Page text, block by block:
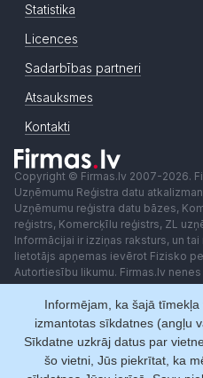
Statistika
Licences
Sadarbības partneri
Atsauksmes
Kontakti
Copyright © Firmas.lv 2007-2026.
Uzņēmumu Reģistra datu
Uzņēmumu reģistra datu bāzes,
reģistrs, Komercķīlu reģistrs, ZL
Informācijai ir izziņas raksturs, un
lietotājs apņemas ievērot Fizisko
Autortiesību likumu. Firmas.lv
lēmumiem, kas balstīti uz saņemto
izmantot jebkādas automatizētas
piekļuvei sistēmai bez rakstiskas
redaktore: Ingūna Pempere.
Lietošanas noteikumi
Privātuma
Informējam, ka šajā tīmekļa
izmantotas sīkdatnes (angļu
Sīkdatne uzkrāj datus par
šo vietni, Jūs piekrītat, ka